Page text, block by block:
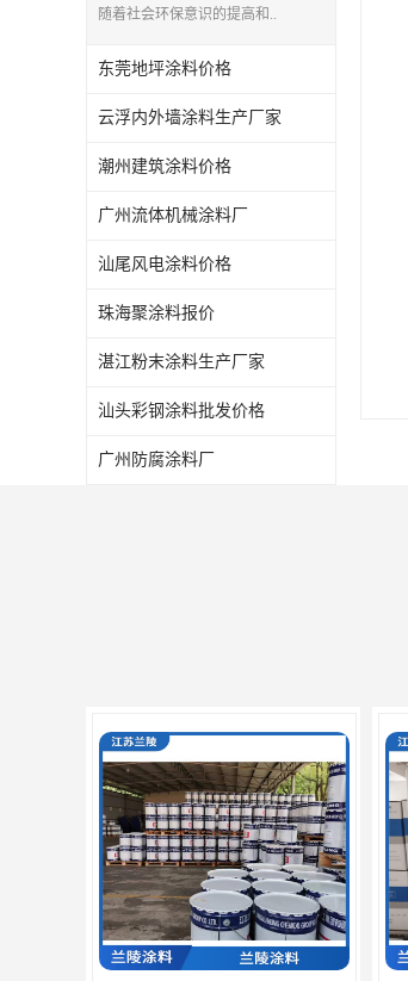
随着社会环保意识的提高和..
东莞地坪涂料价格
云浮内外墙涂料生产厂家
潮州建筑涂料价格
广州流体机械涂料厂
汕尾风电涂料价格
珠海聚涂料报价
湛江粉末涂料生产厂家
汕头彩钢涂料批发价格
广州防腐涂料厂